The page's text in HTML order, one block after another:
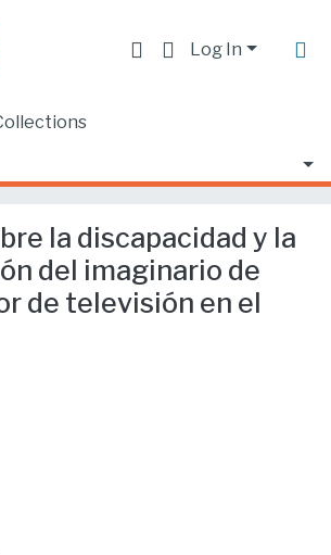
Log In
Análisis sobre la discapacidad y la construcción del imaginario de presentador de televisión en el Ecuador
la discapacidad y la
del imaginario de
de televisión en el